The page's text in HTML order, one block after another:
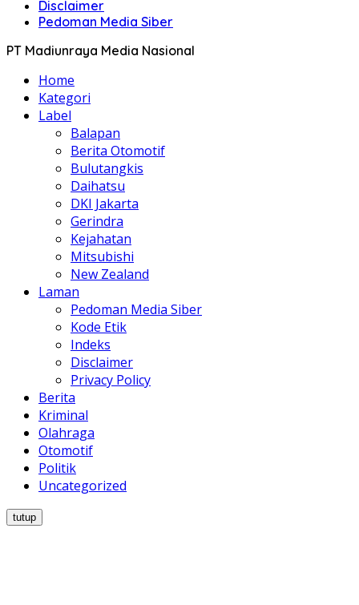
Disclaimer
Pedoman Media Siber
PT Madiunraya Media Nasional
Home
Kategori
Label
Balapan
Berita Otomotif
Bulutangkis
Daihatsu
DKI Jakarta
Gerindra
Kejahatan
Mitsubishi
New Zealand
Laman
Pedoman Media Siber
Kode Etik
Indeks
Disclaimer
Privacy Policy
Berita
Kriminal
Olahraga
Otomotif
Politik
Uncategorized
tutup